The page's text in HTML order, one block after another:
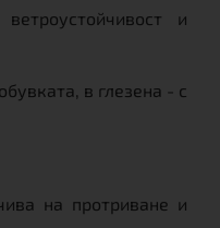
и
в глезена - с
на протриване и